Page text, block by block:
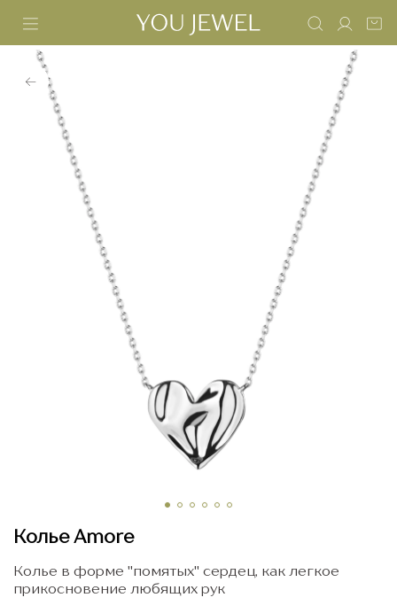
Колье Amore
Колье в форме "помятых" сердец, как легкое
прикосновение любящих рук